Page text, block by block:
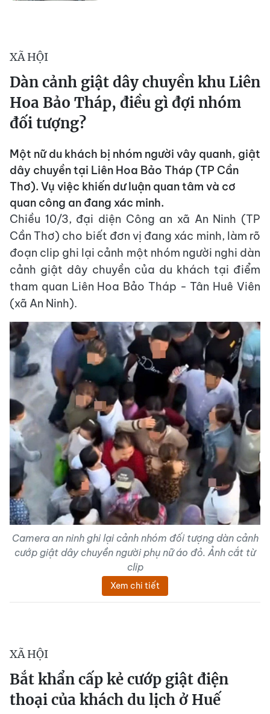
XÃ HỘI
Dàn cảnh giật dây chuyền khu Liên
Hoa Bảo Tháp, điều gì đợi nhóm
đối tượng?
Một nữ du khách bị nhóm người vây quanh, giật
dây chuyền tại Liên Hoa Bảo Tháp (TP Cần
Thơ). Vụ việc khiến dư luận quan tâm và cơ
quan công an đang xác minh.
Chiều 10/3, đại diện Công an xã An Ninh (TP
Cần Thơ) cho biết đơn vị đang xác minh, làm rõ
đoạn clip ghi lại cảnh một nhóm người nghi dàn
cảnh giật dây chuyền của du khách tại điểm
tham quan Liên Hoa Bảo Tháp - Tân Huê Viên
(xã An Ninh).
Camera an ninh ghi lại cảnh nhóm đối tượng dàn cảnh
cướp giật dây chuyền người phụ nữ áo đỏ. Ảnh cắt từ
clip
Xem chi tiết
XÃ HỘI
Bắt khẩn cấp kẻ cướp giật điện
thoại của khách du lịch ở Huế